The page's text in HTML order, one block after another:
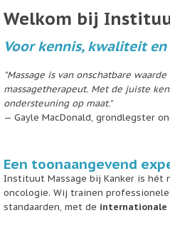
Welkom bij
Voor kennis, kwaliteit
"Massage is van onschatbare
massagetherapeut. Met de juiste
ondersteuning op maat."
— Gayle MacDonald, grondlegster
Een toonaangevend
Instituut Massage bij Kanker is hét
oncologie. Wij trainen
standaarden, met de internationale